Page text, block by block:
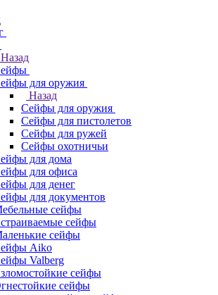
Назад
для оружия
Назад
Cейфы для оружия
Сейфы для пистолетов
Сейфы для ружей
Сейфы охотничьи
для дома
для офиса
для денег
для документов
сейфы
сейфы
сейфы
Aiko
Valberg
сейфы
сейфы